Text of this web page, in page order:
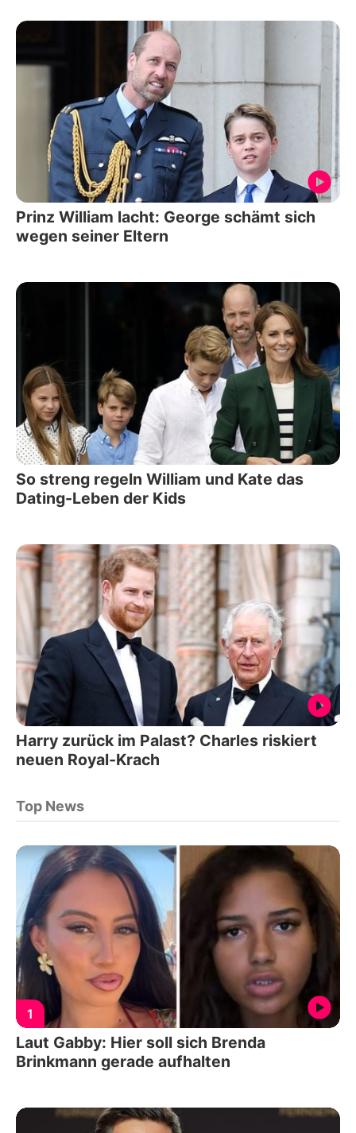
Prinz William lacht: George schämt sich
wegen seiner Eltern
So streng regeln William und Kate das
Dating-Leben der Kids
Harry zurück im Palast? Charles riskiert
neuen Royal-Krach
Top News
1
Laut Gabby: Hier soll sich Brenda
Brinkmann gerade aufhalten